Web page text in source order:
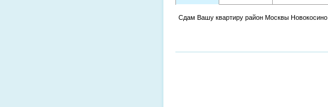
Сдам Вашу квартиру район Москвы Новокосино